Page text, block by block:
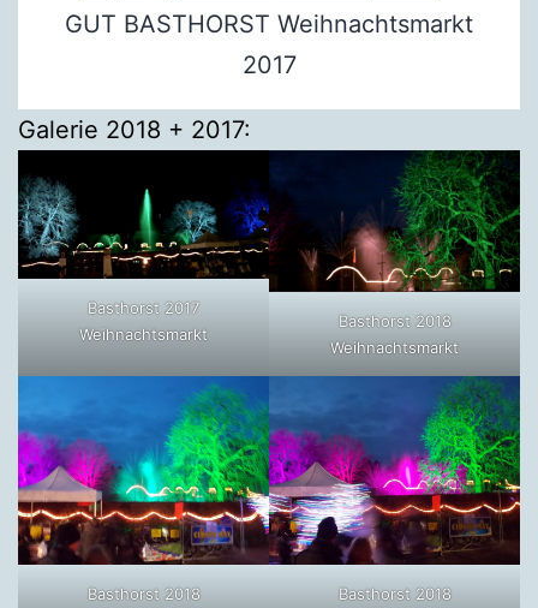
GUT BASTHORST Weihnachtsmarkt
2017
Galerie 2018 + 2017:
Basthorst 2017
Weihnachtsmarkt
Basthorst 2018
Weihnachtsmarkt
Basthorst 2018
Basthorst 2018